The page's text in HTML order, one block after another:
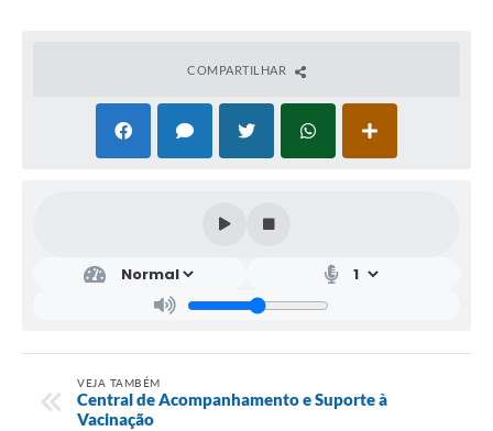
COMPARTILHAR
VEJA TAMBÉM
Central de Acompanhamento e Suporte à
Vacinação